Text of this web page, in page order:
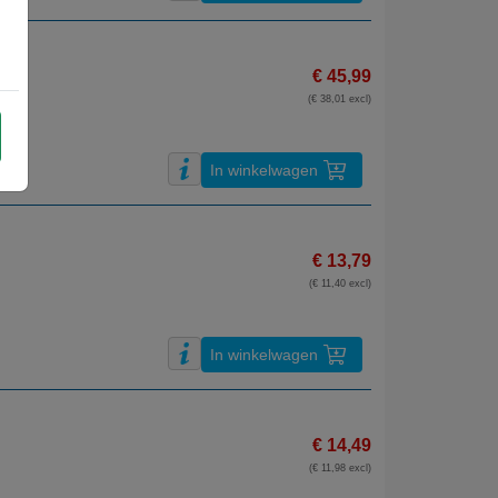
€ 45,99
(€ 38,01 excl)
In winkelwagen
€ 13,79
(€ 11,40 excl)
In winkelwagen
€ 14,49
(€ 11,98 excl)